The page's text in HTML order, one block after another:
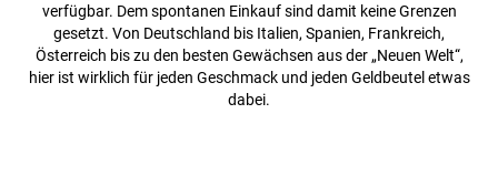
verfügbar. Dem spontanen Einkauf sind damit keine Grenzen
gesetzt. Von Deutschland bis Italien, Spanien, Frankreich,
Österreich bis zu den besten Gewächsen aus der „Neuen Welt“,
hier ist wirklich für jeden Geschmack und jeden Geldbeutel etwas
dabei.